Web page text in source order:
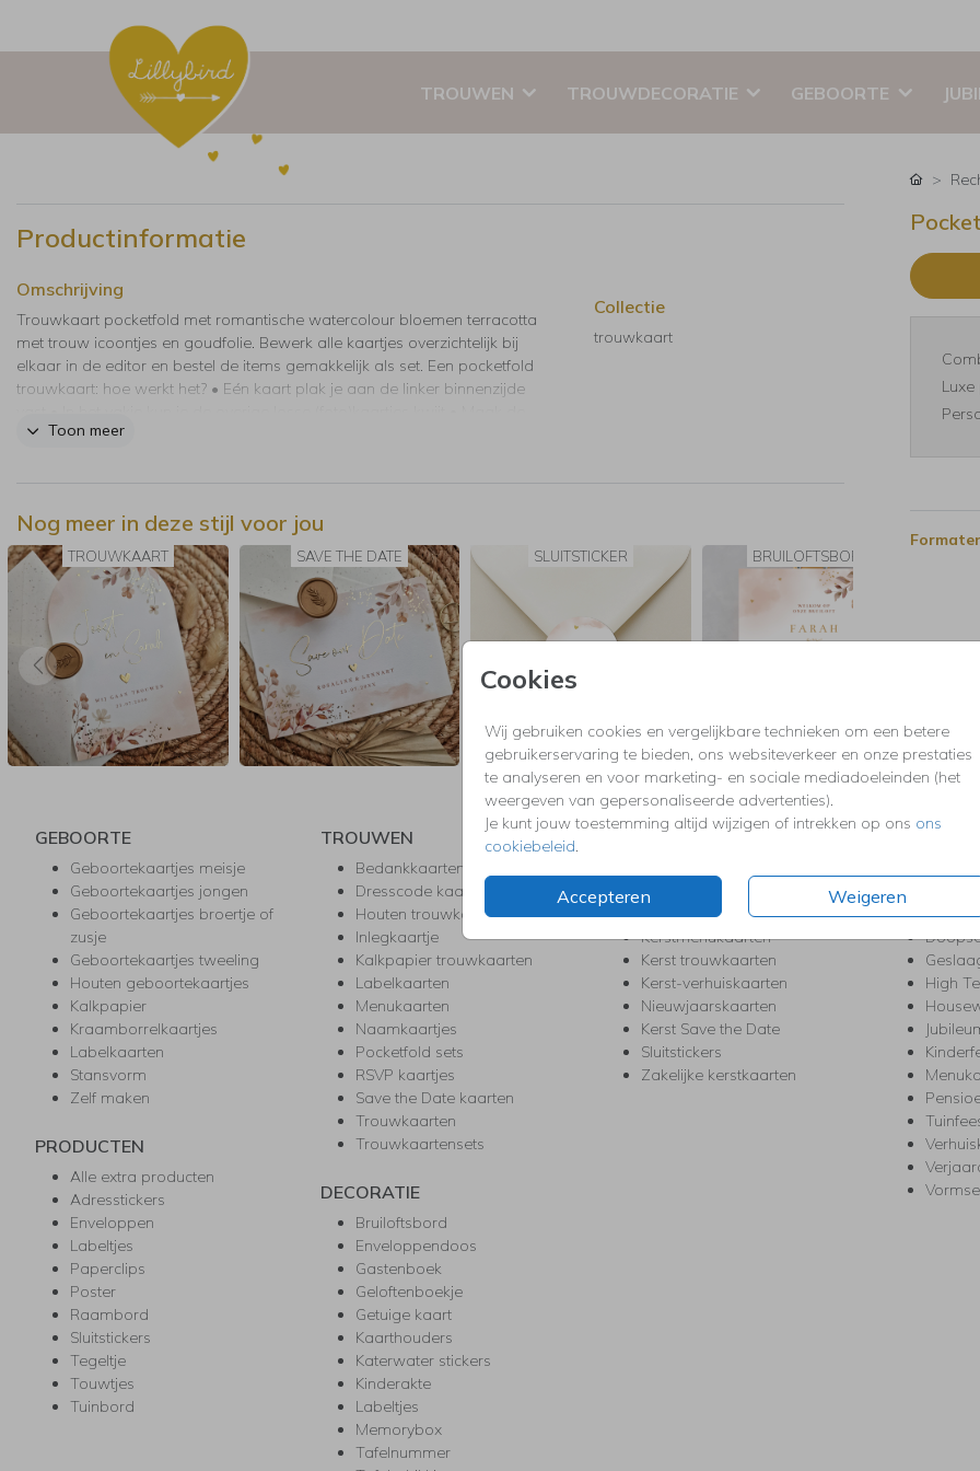
TROUWEN TROUWDECORATIE GEBOORTE
Cookies
Wij gebruiken cookies en vergelijkbare technieken om een betere
gebruikerservaring te bieden, ons websiteverkeer en onze prestaties
te analyseren en voor marketing- en sociale mediadoeleinden (het
weergeven van gepersonaliseerde advertenties).
Je kunt jouw toestemming altijd wijzigen of intrekken op ons ons
cookiebeleid.
Accepteren Weigeren
Productinformatie
Omschrijving
Trouwkaart pocketfold met romantische watercolour bloemen terracotta
met trouw icoontjes en goudfolie. Bewerk alle kaartjes overzichtelijk bij
elkaar in de editor en bestel de items gemakkelijk als set. Een pocketfold
trouwkaart: hoe werkt het? • Eén kaart plak je aan de linker binnenzijde
pocketfold dicht met mooi lint of touw, dit kun je er los bijbestellen. De
bestelproces toevoegen.
Toon meer
Collectie
trouwkaart
Nog meer in deze stijl voor jou
TROUWKAART SAVE THE DATE SLUITSTICKER BRUILOFTSBORD
GEBOORTE
Geboortekaartjes meisje
Geboortekaartjes jongen
Geboortekaartjes broertje of
zusje
Geboortekaartjes tweeling
Houten geboortekaartjes
Kalkpapier
Kraamborrelkaartjes
Labelkaarten
Stansvorm
Zelf maken
PRODUCTEN
Alle extra producten
Adresstickers
Enveloppen
Labeltjes
Paperclips
Poster
Raambord
Sluitstickers
Tegeltje
Touwtjes
Tuinbord
TROUWEN
Bedankkaarten
Dresscode kaartjes
Houten trouwkaarten
Inlegkaartje
Kalkpapier trouwkaarten
Labelkaarten
Menukaarten
Naamkaartjes
Pocketfold sets
RSVP kaartjes
Save the Date kaarten
Trouwkaarten
Trouwkaartensets
DECORATIE
Bruiloftsbord
Enveloppendoos
Gastenboek
Geloftenboekje
Getuige kaart
Kaarthouders
Katerwater stickers
Kinderakte
Labeltjes
Memorybox
Tafelnummer
Kerstborrel uitnodigingen
Kerstdiner uitnodigingen
Kerstmenukaarten
Kerst trouwkaarten
Kerst-verhuiskaarten
Nieuwjaarskaarten
Kerst Save the Date
Sluitstickers
Zakelijke kerstkaarten
High